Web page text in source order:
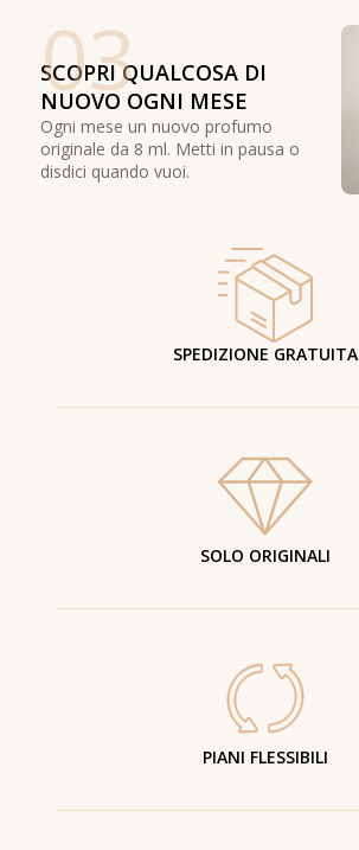
03
SCOPRI QUALCOSA DI
NUOVO OGNI MESE
Ogni mese un nuovo profumo
originale da 8 ml. Metti in pausa o
disdici quando vuoi.
SPEDIZIONE GRATUITA
SOLO ORIGINALI
PIANI FLESSIBILI